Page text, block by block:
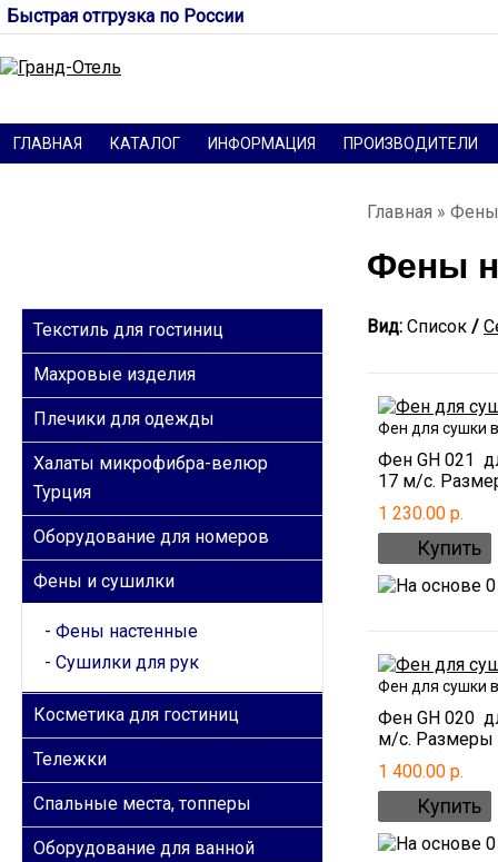
Быстрая отгрузка по России
ГЛАВНАЯ КАТАЛОГ ИНФОРМАЦИЯ ПРОИЗВОДИТЕЛИ
Текстиль для гостиниц
Махровые изделия
Плечики для одежды
Халаты микрофибра-велюр
Турция
Оборудование для номеров
Фены и сушилки
Фены настенные
Сушилки для рук
Косметика для гостиниц
Тележки
Спальные места, топперы
Оборудование для ванной
Главная » Фены
Фены
Вид: Список /
Фен для сушки
Фен GH 021
17 м/с.
1 230.00 р.
Фен для сушки
Фен GH 020
м/с. Размеры
1 400.00 р.